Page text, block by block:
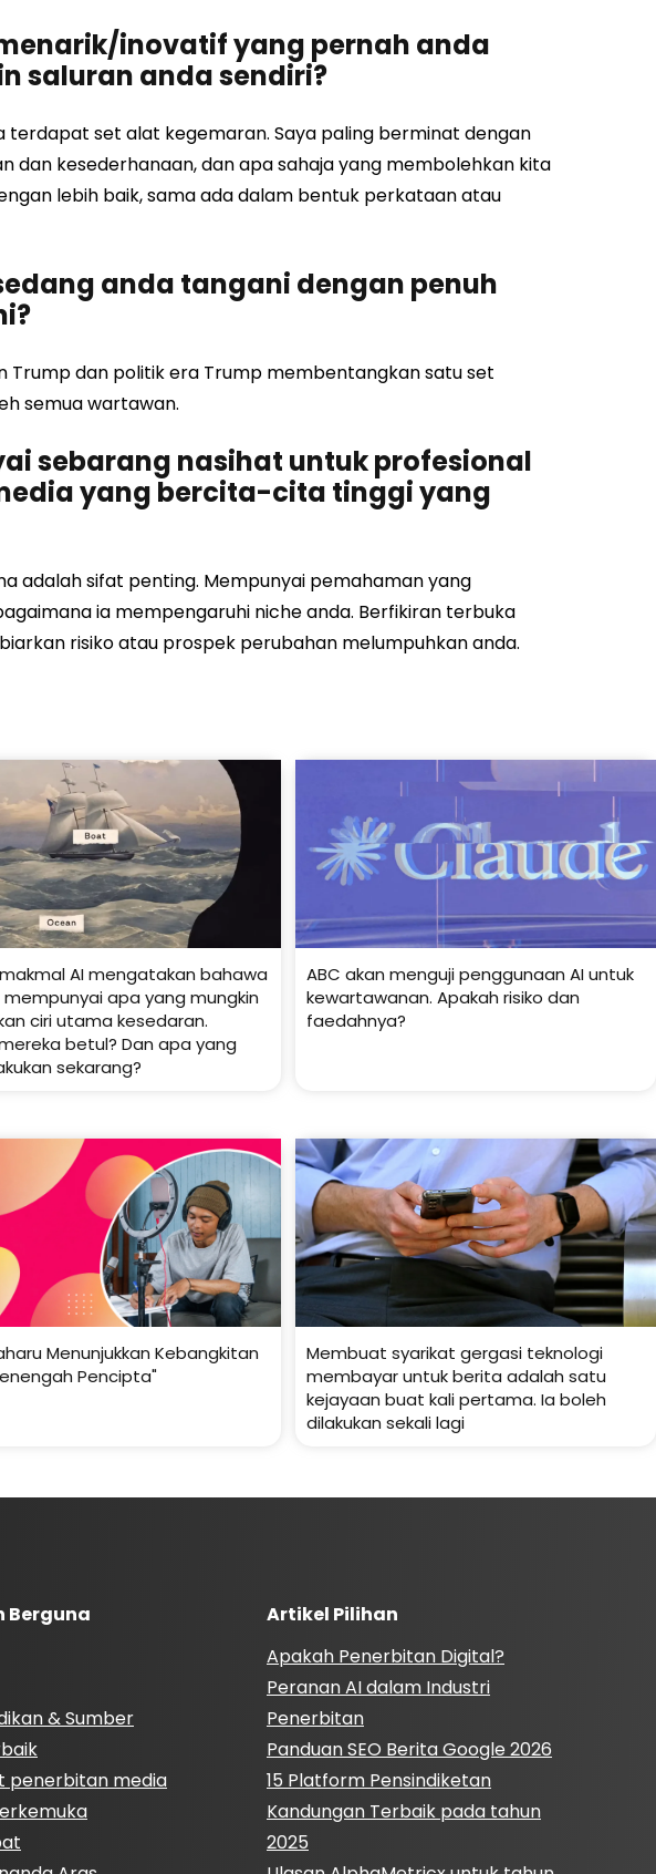
inovatif yang pernah anda
saluran anda sendiri?
terdapat set alat kegemaran. Saya paling berminat dengan
dan kesederhanaan, dan apa sahaja yang membolehkan kita
lebih baik, sama ada dalam bentuk perkataan atau
anda tangani dengan penuh
dan politik era Trump membentangkan satu set
semua wartawan.
sebarang nasihat untuk profesional
yang bercita-cita tinggi yang
adalah sifat penting. Mempunyai pemahaman yang
ia mempengaruhi niche anda. Berfikiran terbuka
risiko atau prospek perubahan melumpuhkan anda.
AI mengatakan bahawa
apa yang mungkin
ciri utama kesedaran.
betul? Dan apa yang
sekarang?
ABC akan menguji penggunaan AI untuk
kewartawanan. Apakah risiko dan
faedahnya?
Menunjukkan Kebangkitan
Pencipta"
Membuat syarikat gergasi teknologi
membayar untuk berita adalah satu
kejayaan buat kali pertama. Ia boleh
dilakukan sekali lagi
Berguna
& Sumber
penerbitan media
Artikel Pilihan
Apakah Penerbitan Digital?
Peranan AI dalam Industri
Penerbitan
Panduan SEO Berita Google 2026
15 Platform Pensindiketan
Kandungan Terbaik pada tahun
2025